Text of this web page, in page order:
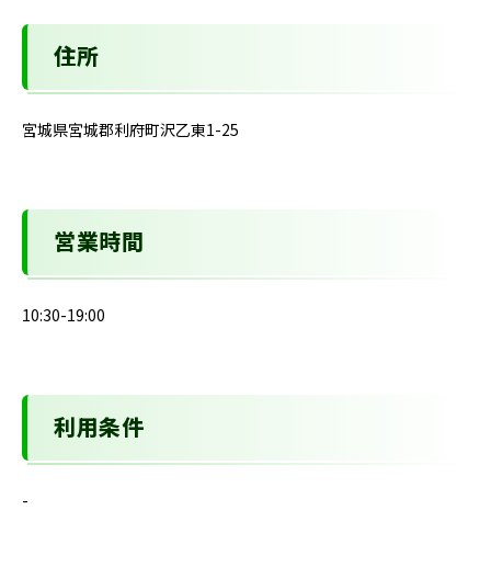
住所
宮城県宮城郡利府町沢乙東1-25
営業時間
10:30-19:00
利用条件
-